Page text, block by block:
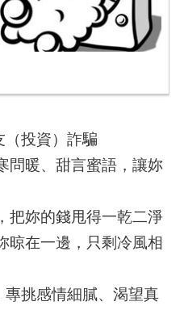
（投資）詐騙
問暖、甜言蜜語，讓妳
把妳的錢甩得一乾二淨
晾在一邊，只剩冷風相
挑感情細膩、渴望真